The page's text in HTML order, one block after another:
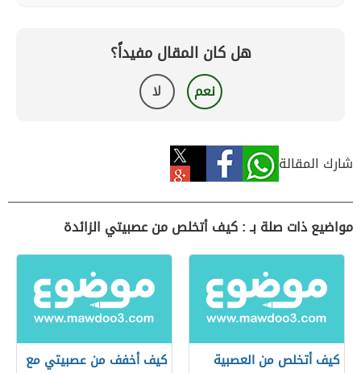
هل كان المقال مفيداً؟
نعم لا
شارك المقالة
مواضيع ذات صلة بـ : كيف أتخلص من عصبيتي الزائدة
كيف أتخلص من العصبية كيف أخفف من عصبيتي مع